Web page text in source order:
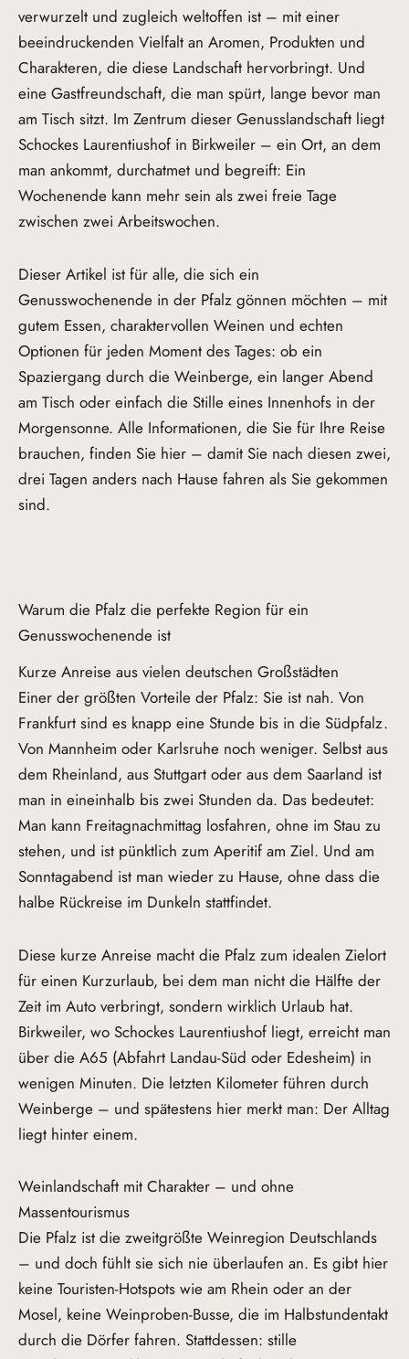
verwurzelt und zugleich weltoffen ist – mit einer
beeindruckenden Vielfalt an Aromen, Produkten und
Charakteren, die diese Landschaft hervorbringt. Und
eine Gastfreundschaft, die man spürt, lange bevor man
am Tisch sitzt. Im Zentrum dieser Genusslandschaft liegt
Schockes Laurentiushof in Birkweiler – ein Ort, an dem
man ankommt, durchatmet und begreift: Ein
Wochenende kann mehr sein als zwei freie Tage
zwischen zwei Arbeitswochen.
Dieser Artikel ist für alle, die sich ein
Genusswochenende in der Pfalz gönnen möchten – mit
gutem Essen, charaktervollen Weinen und echten
Optionen für jeden Moment des Tages: ob ein
Spaziergang durch die Weinberge, ein langer Abend
am Tisch oder einfach die Stille eines Innenhofs in der
Morgensonne. Alle Informationen, die Sie für Ihre Reise
brauchen, finden Sie hier – damit Sie nach diesen zwei,
drei Tagen anders nach Hause fahren als Sie gekommen
sind.
Warum die Pfalz die perfekte Region für ein
Genusswochenende ist
Kurze Anreise aus vielen deutschen Großstädten
Einer der größten Vorteile der Pfalz: Sie ist nah. Von
Frankfurt sind es knapp eine Stunde bis in die Südpfalz.
Von Mannheim oder Karlsruhe noch weniger. Selbst aus
dem Rheinland, aus Stuttgart oder aus dem Saarland ist
man in eineinhalb bis zwei Stunden da. Das bedeutet:
Man kann Freitagnachmittag losfahren, ohne im Stau zu
stehen, und ist pünktlich zum Aperitif am Ziel. Und am
Sonntagabend ist man wieder zu Hause, ohne dass die
halbe Rückreise im Dunkeln stattfindet.
Diese kurze Anreise macht die Pfalz zum idealen Zielort
für einen Kurzurlaub, bei dem man nicht die Hälfte der
Zeit im Auto verbringt, sondern wirklich Urlaub hat.
Birkweiler, wo Schockes Laurentiushof liegt, erreicht man
über die A65 (Abfahrt Landau-Süd oder Edesheim) in
wenigen Minuten. Die letzten Kilometer führen durch
Weinberge – und spätestens hier merkt man: Der Alltag
liegt hinter einem.
Weinlandschaft mit Charakter – und ohne
Massentourismus
Die Pfalz ist die zweitgrößte Weinregion Deutschlands
– und doch fühlt sie sich nie überlaufen an. Es gibt hier
keine Touristen-Hotspots wie am Rhein oder an der
Mosel, keine Weinproben-Busse, die im Halbstundentakt
durch die Dörfer fahren. Stattdessen: stille